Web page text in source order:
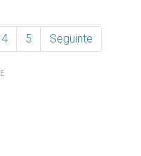
4 5 Seguinte